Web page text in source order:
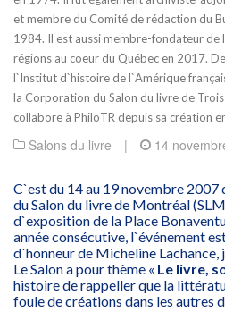
et membre du Comité de rédaction du
1984. Il est aussi membre-fondateur de
régions au coeur du Québec en 2017.
l`Institut d`histoire de l`Amérique
la Corporation du Salon du livre de
collabore à PhiloTR depuis sa création
Salons du livre | 14
C`est du 14 au 19 novembre 2007
du Salon du livre de Montréal
d`exposition de la Place
année consécutive, l`événement
d`honneur de Micheline
Le Salon a pour thème « Le livre,
histoire de rappeller que la
foule de créations dans les autres